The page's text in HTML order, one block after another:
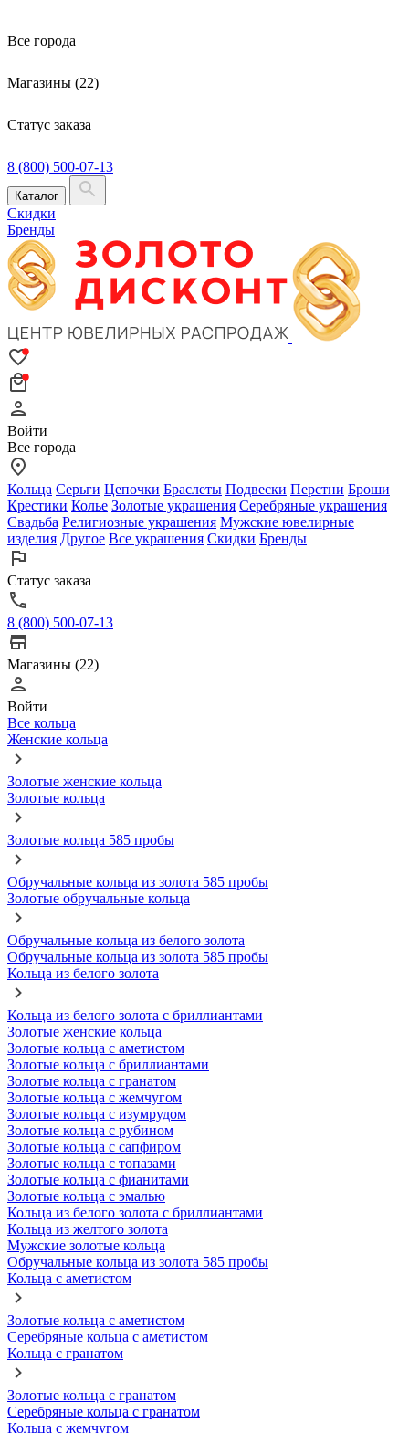
Все города
Магазины (22)
Статус заказа
8 (800) 500-07-13
Каталог
Скидки
Бренды
Войти
Все города
Кольца Серьги Цепочки Браслеты Подвески Перстни Броши
Крестики Колье Золотые украшения Серебряные украшения
Свадьба Религиозные украшения Мужские ювелирные
изделия Другое Все украшения Скидки Бренды
Статус заказа
8 (800) 500-07-13
Магазины (22)
Войти
Все кольца
Женские кольца
Золотые женские кольца
Золотые кольца
Золотые кольца 585 пробы
Обручальные кольца из золота 585 пробы
Золотые обручальные кольца
Обручальные кольца из белого золота
Обручальные кольца из золота 585 пробы
Кольца из белого золота
Кольца из белого золота с бриллиантами
Золотые женские кольца
Золотые кольца с аметистом
Золотые кольца с бриллиантами
Золотые кольца с гранатом
Золотые кольца с жемчугом
Золотые кольца с изумрудом
Золотые кольца с рубином
Золотые кольца с сапфиром
Золотые кольца с топазами
Золотые кольца с фианитами
Золотые кольца с эмалью
Кольца из белого золота с бриллиантами
Кольца из желтого золота
Мужские золотые кольца
Обручальные кольца из золота 585 пробы
Кольца с аметистом
Золотые кольца с аметистом
Серебряные кольца с аметистом
Кольца с гранатом
Золотые кольца с гранатом
Серебряные кольца с гранатом
Кольца с жемчугом